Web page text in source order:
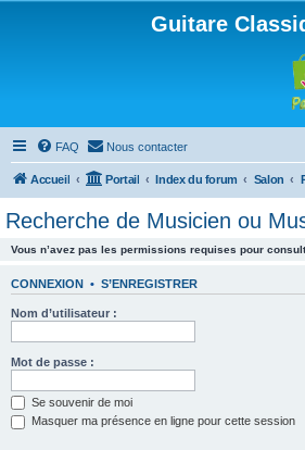
Guitare
FAQ Nous contacter
Accueil Portail Index du forum Salon
Recherche de Musicien ou
Vous n’avez pas les permissions requises pour
CONNEXION • S’ENREGISTRER
Nom d’utilisateur :
Mot de passe :
Se souvenir de moi
Masquer ma présence en ligne pour cette session